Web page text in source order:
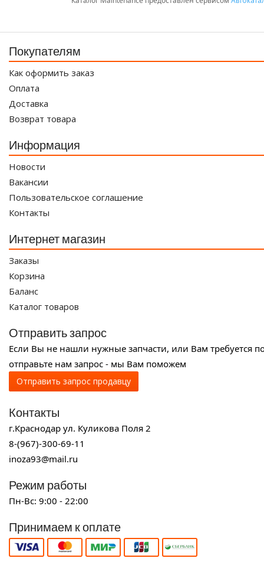
Покупателям
Как оформить заказ
Оплата
Доставка
Возврат товара
Информация
Новости
Вакансии
Пользовательское соглашение
Контакты
Интернет магазин
Заказы
Корзина
Баланс
Каталог товаров
Отправить запрос
Если Вы не нашли нужные запчасти, или Вам требуется
отправьте нам запрос - мы Вам поможем
Отправить запрос продавцу
Контакты
г.Краснодар ул. Куликова Поля 2
8-(967)-300-69-11
inoza93@mail.ru
Режим работы
Пн-Вс: 9:00 - 22:00
Принимаем к оплате